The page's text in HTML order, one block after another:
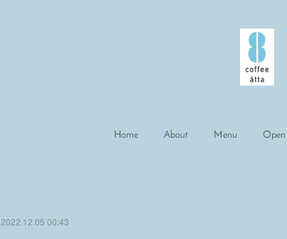
Home About Menu Open
2022.12.05 00:43